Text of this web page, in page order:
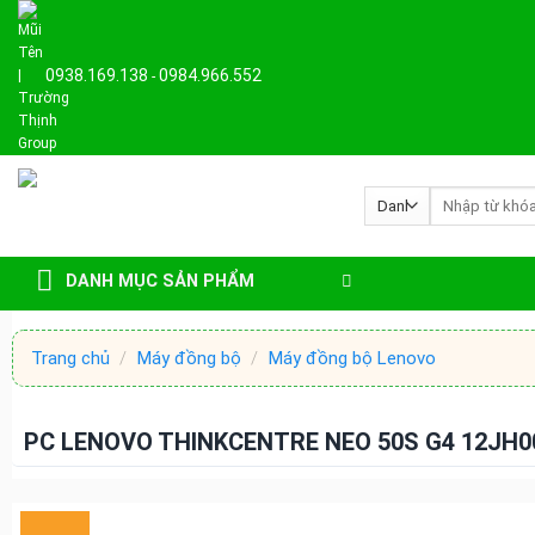
Skip
content0938.169.138 - 0984.966.552
Tìm
kiếm:
DANH MỤC SẢN PHẨM
Trang chủ / Máy đồng bộ / Máy đồng bộ Lenovo
PC LENOVO THINKCENTRE NEO 50S G4